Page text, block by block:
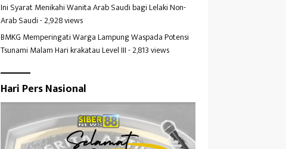
Ini Syarat Menikahi Wanita Arab Saudi bagi Lelaki Non-
Arab Saudi- 2,928 views
BMKG Memperingati Warga Lampung Waspada Potensi
Tsunami Malam Hari krakatau Level III- 2,813 views
Hari Pers Nasional